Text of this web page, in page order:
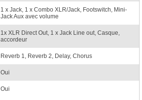
1 x Jack, 1 x Combo XLR/Jack, Footswitch, Mini-
Jack Aux avec volume
1x XLR Direct Out, 1 x Jack Line out, Casque,
accordeur
Reverb 1, Reverb 2, Delay, Chorus
Oui
Oui